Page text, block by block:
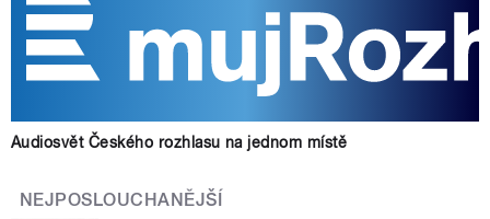
Audiosvět Českého rozhlasu na jednom místě
NEJPOSLOUCHANĚJŠÍ